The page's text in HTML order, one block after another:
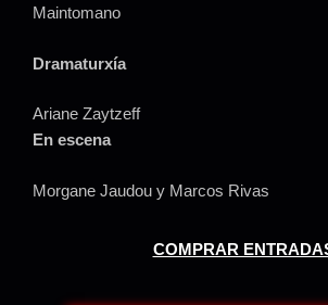
Maintomano
Dramaturxía
Ariane Zaytzeff
En escena
Morgane Jaudou y Marcos Rivas
COMPRAR